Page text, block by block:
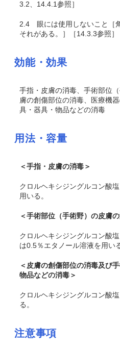
3.2、14.4.1参照］
2.4 眼には使用しないこと［
それがある。］［14.3.3参照］
効能・効果
手指・皮膚の消毒、手術部位
膚の創傷部位の消毒、医療機
具・器具・物品などの消毒
用法・容量
＜手指・皮膚の消毒＞
クロルヘキシジングルコン酸
用いる。
＜手術部位（手術野）の皮膚
クロルヘキシジングルコン酸
は0.5％エタノール溶液を用い
＜皮膚の創傷部位の消毒及び
物品などの消毒＞
クロルヘキシジングルコン酸
る。
注意事項